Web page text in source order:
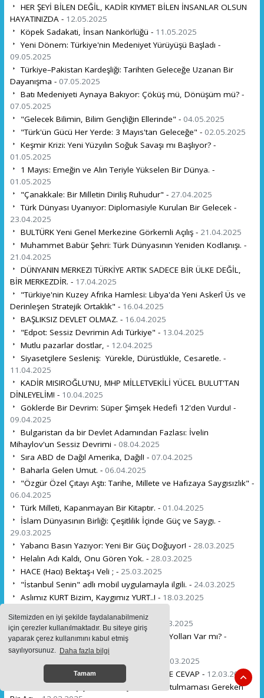
Sitemizden en iyi şekilde faydalanabilmeniz
için çerezler kullanılmaktadır. Bu siteye giriş
yaparak çerez kullanımını kabul etmiş
sayılıyorsunuz. Daha fazla bilgi
Tamam
HER ŞEYİ BİLEN DEĞİL, KADİR KIYMET BİLEN İNSANLAR OLSUN
HAYATINIZDA - 12.05.2025
Köpek Sadakati, İnsan Nankörlüğü - 11.05.2025
Yeni Dönem: Türkiye'nin Medeniyet Yürüyüşü Başladı -
09.05.2025
Türkiye–Pakistan Kardeşliği: Tarihten Geleceğe Uzanan Bir
Dayanışma - 07.05.2025
Batı Medeniyeti Aynaya Bakıyor: Çöküş mü, Dönüşüm mü? -
07.05.2025
"Gelecek Bilimin, Bilim Gençliğin Ellerinde" - 04.05.2025
"Türk'ün Gücü Her Yerde: 3 Mayıs'tan Geleceğe" - 02.05.2025
Keşmir Krizi: Yeni Yüzyılın Soğuk Savaşı mı Başlıyor? -
01.05.2025
1 Mayıs: Emeğin ve Alın Teriyle Yükselen Bir Dünya. -
01.05.2025
"Çanakkale: Bir Milletin Diriliş Ruhudur" - 27.04.2025
Türk Dünyası Uyanıyor: Diplomasiyle Kurulan Bir Gelecek -
23.04.2025
BULTÜRK Yeni Genel Merkezine Görkemli Açılış - 21.04.2025
Muhammet Babür Şehri: Türk Dünyasının Yeniden Kodlanışı. -
21.04.2025
DÜNYANIN MERKEZI TÜRKİYE ARTIK SADECE BİR ÜLKE DEĞİL,
BİR MERKEZDİR. - 17.04.2025
"Türkiye'nin Kuzey Afrika Hamlesi: Libya'da Yeni Askerî Üs ve
Derinleşen Stratejik Ortaklık" - 16.04.2025
BAŞLIKSIZ DEVLET OLMAZ. - 16.04.2025
"Edpot: Sessiz Devrimin Adı Türkiye" - 13.04.2025
Mutlu pazarlar dostlar, - 12.04.2025
Siyasetçilere Sesleniş: Yürekle, Dürüstlükle, Cesaretle. -
11.04.2025
KADİR MISIROĞLU'NU, MHP MİLLETVEKİLİ YÜCEL BULUT'TAN
DİNLEYELİM! - 10.04.2025
Göklerde Bir Devrim: Süper Şimşek Hedefi 12'den Vurdu! -
09.04.2025
Bulgaristan da bir Devlet Adamından Fazlası: İvelin
Mihaylov'un Sessiz Devrimi - 08.04.2025
Sıra ABD de Dağıl Amerika, Dağıl! - 07.04.2025
Baharla Gelen Umut. - 06.04.2025
"Özgür Özel Çıtayı Aştı: Tarihe, Millete ve Hafızaya Saygısızlık" -
06.04.2025
Türk Milleti, Kapanmayan Bir Kitaptır. - 01.04.2025
İslam Dünyasının Birliği: Çeşitlilik İçinde Güç ve Saygı. -
29.03.2025
Yabancı Basın Yazıyor: Yeni Bir Güç Doğuyor! - 28.03.2025
Helalın Adı Kaldı, Onu Gören Yok. - 28.03.2025
HACE (Hacı) Bektaş-ı Veli ; - 25.03.2025
"İstanbul Senin" adlı mobil uygulamayla ilgili. - 24.03.2025
Aslımız KURT Bizim, Kaygımız YURT..! - 18.03.2025
KOCAM NEDEN DÖNMEDİ PAŞAM. -
16.03.2025
Bulgaristan'ın Demografik Krizi: Çözüm Yolları Var mı? -
16.03.2025
14.03.2025
Bulgaristan HÖH parti başkanı PEEVSKİ'YE CEVAP - 12.03.2025
8 Mart ve Karaçay-Malkar Soykırımı: Unutulmaması Gereken